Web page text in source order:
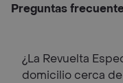
Preguntas
¿La Revuelta
domicilio cerca